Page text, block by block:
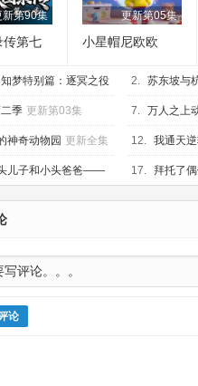
新第90集
传第七
更新第05集
小星帽尼欧欧
梦特别篇：逐冥之役 2. 苏东坡与
03集
季 更新第03集 7. 万人之上
神奇动物园 更新全集 12. 我通天
儿子和小头爸爸——
更新第40集
17. 拜托了
论